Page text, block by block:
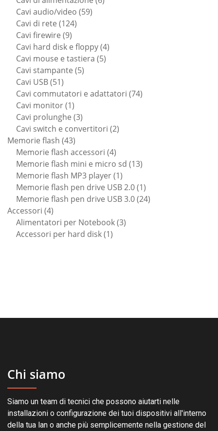
Cavi audio/video 5959
Cavi di rete 124124
Cavi firewire 99
prodotti
Cavi hard disk e floppy 44
Cavi mouse e tastiera 55
Cavi stampante 55
Cavi USB 5151
prodotti
Cavi commutatori e adattatori 7474
Cavi monitor 11
prodotto
Cavi prolunghe 33
prodotti
Cavi switch e convertitori 22
Memorie flash 4343
prodotti
Memorie flash accessori 44
prodotti
Memorie flash mini e micro sd 1313
Memorie flash MP3 player 11
prodotto
Memorie flash pen drive USB 2.0 11
prodotto
Memorie flash pen drive USB 3.0 2424
Accessori 44
prodotti
Alimentatori per Notebook 33
Accessori per hard disk 11
Chi siamo
Siamo un team di tecnici che possono aiutarti nelle
installazioni o configurazione dei tuoi dispositivi all'interno
della tua lan o anche più semplicemente nella gestione del